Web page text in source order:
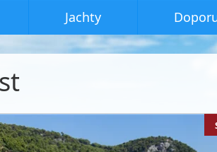
Jachty